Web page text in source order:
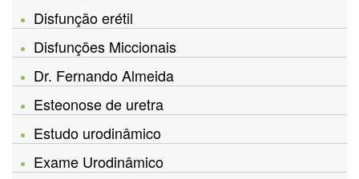
Disfunção erétil
Disfunções Miccionais
Dr. Fernando Almeida
Esteonose de uretra
Estudo urodinâmico
Exame Urodinâmico